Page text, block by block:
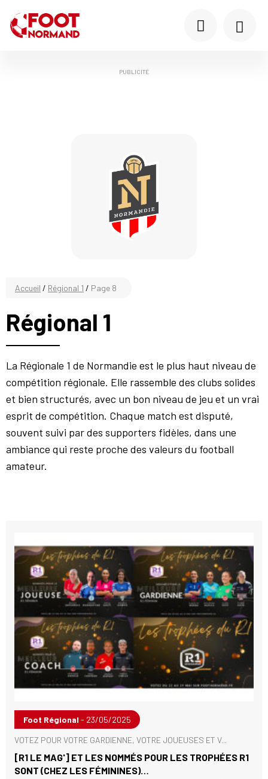
PUBLICITÉ
Accueil / Régional 1 / Page 8
Régional 1
La Régionale 1 de Normandie est le plus haut niveau de
compétition régionale. Elle rassemble des clubs solides
et bien structurés, avec un bon niveau de jeu et un vrai
esprit de compétition. Chaque match est disputé,
souvent suivi par des supporters fidèles, dans une
ambiance qui reste proche des valeurs du football
amateur.
Foot Régional - 23/05/2025
VOTEZ POUR VOTRE GARDIENNE, VOTRE JOUEUSES ET V...
[R1 LE MAG'] ET LES NOMMÉS POUR LES TROPHÉES R1
SONT (CHEZ LES FÉMININES)…